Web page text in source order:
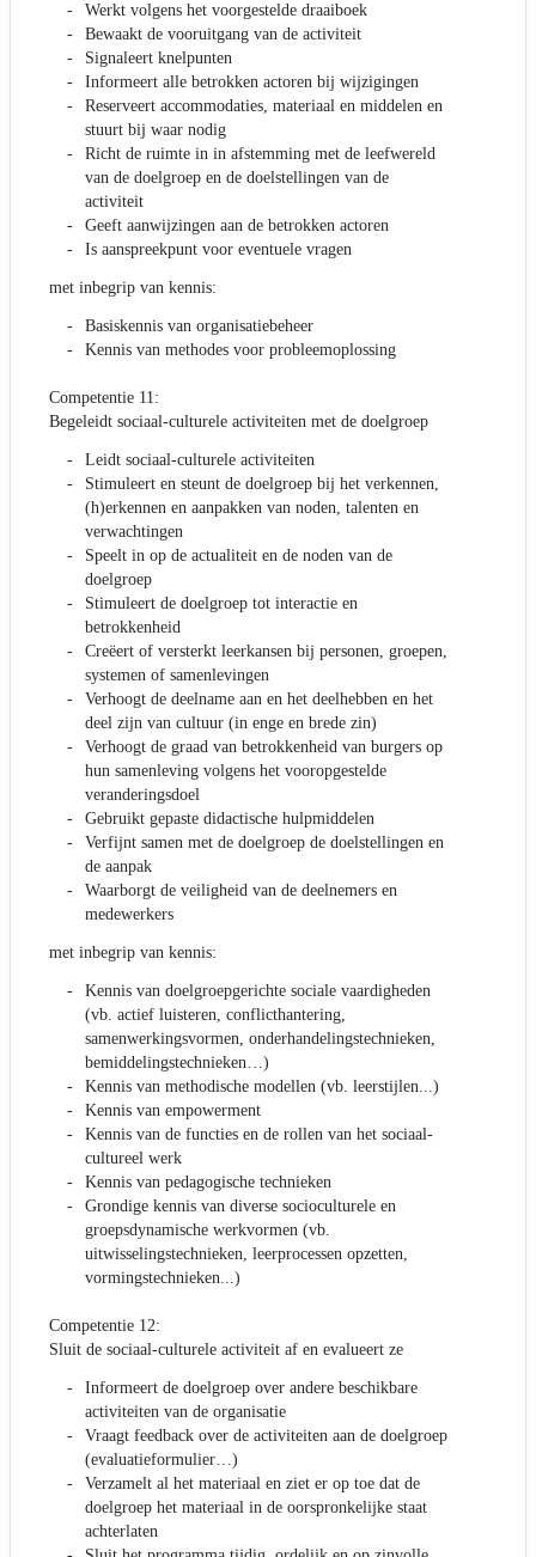
Werkt volgens het voorgestelde draaiboek
Bewaakt de vooruitgang van de activiteit
Signaleert knelpunten
Informeert alle betrokken actoren bij wijzigingen
Reserveert accommodaties, materiaal en middelen en
stuurt bij waar nodig
Richt de ruimte in in afstemming met de leefwereld
van de doelgroep en de doelstellingen van de
activiteit
Geeft aanwijzingen aan de betrokken actoren
Is aanspreekpunt voor eventuele vragen
met inbegrip van kennis:
Basiskennis van organisatiebeheer
Kennis van methodes voor probleemoplossing
Competentie 11:
Begeleidt sociaal-culturele activiteiten met de doelgroep
Leidt sociaal-culturele activiteiten
Stimuleert en steunt de doelgroep bij het verkennen,
(h)erkennen en aanpakken van noden, talenten en
verwachtingen
Speelt in op de actualiteit en de noden van de
doelgroep
Stimuleert de doelgroep tot interactie en
betrokkenheid
Creëert of versterkt leerkansen bij personen, groepen,
systemen of samenlevingen
Verhoogt de deelname aan en het deelhebben en het
deel zijn van cultuur (in enge en brede zin)
Verhoogt de graad van betrokkenheid van burgers op
hun samenleving volgens het vooropgestelde
veranderingsdoel
Gebruikt gepaste didactische hulpmiddelen
Verfijnt samen met de doelgroep de doelstellingen en
de aanpak
Waarborgt de veiligheid van de deelnemers en
medewerkers
met inbegrip van kennis:
Kennis van doelgroepgerichte sociale vaardigheden
(vb. actief luisteren, conflicthantering,
samenwerkingsvormen, onderhandelingstechnieken,
bemiddelingstechnieken…)
Kennis van methodische modellen (vb. leerstijlen...)
Kennis van empowerment
Kennis van de functies en de rollen van het sociaal-
cultureel werk
Kennis van pedagogische technieken
Grondige kennis van diverse socioculturele en
groepsdynamische werkvormen (vb.
uitwisselingstechnieken, leerprocessen opzetten,
vormingstechnieken...)
Competentie 12:
Sluit de sociaal-culturele activiteit af en evalueert ze
Informeert de doelgroep over andere beschikbare
activiteiten van de organisatie
Vraagt feedback over de activiteiten aan de doelgroep
(evaluatieformulier…)
Verzamelt al het materiaal en ziet er op toe dat de
doelgroep het materiaal in de oorspronkelijke staat
achterlaten